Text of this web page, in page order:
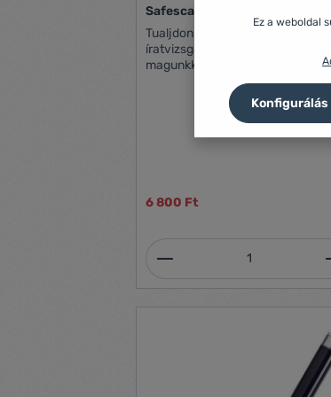
Safescan 40H
Tualjdonságok: Hordozható bankjegy- és
íratvizsgáló (4W UV lámpa) Könnyen
magunkkal vihetjük, kis helyen is
lámpa vizsgálja a bankjegyek,
egyéb íratok hitelességét Beépített fehér
LED világítás ellenőrzi a
6 800 Ft
Ez a weboldal
Konfigurálás